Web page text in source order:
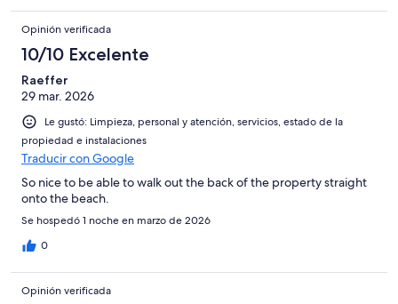
Opinión verificada
10/10 Excelente
Raeffer
29 mar. 2026
Le gustó: Limpieza, personal y atención, servicios, estado de la
propiedad e instalaciones
Traducir con Google
So nice to be able to walk out the back of the property straight
onto the beach.
Se hospedó 1 noche en marzo de 2026
0
Opinión verificada